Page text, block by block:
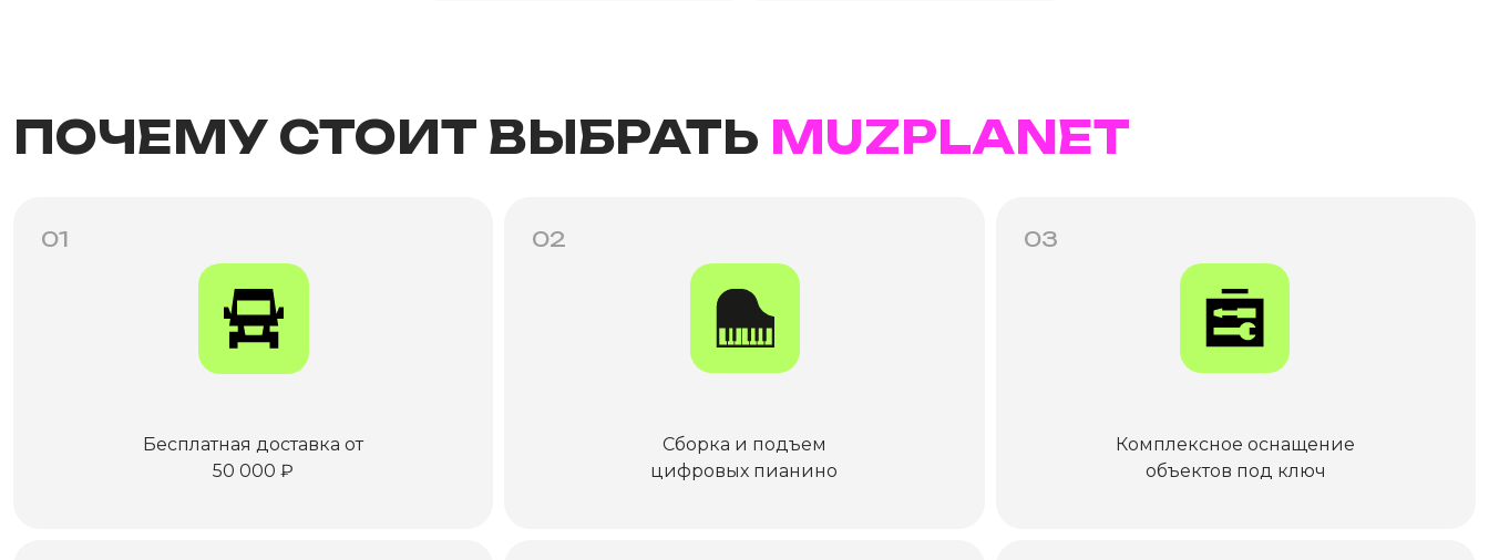
ПОЧЕМУ СТОИТ ВЫБРАТЬ MUZPLANET
01
Бесплатная доставка от
50 000 ₽
02
Сборка и подъем
цифровых пианино
03
Комплексное оснащение
объектов под ключ